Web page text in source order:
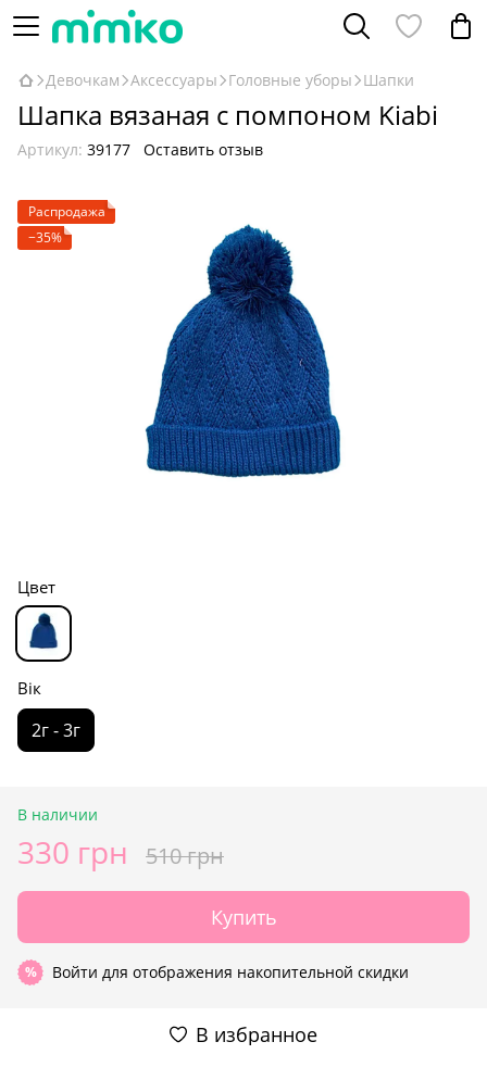
Девочкам Аксессуары Головные уборы Шапки
Шапка вязаная с помпоном Kiabi
Артикул: 39177 Оставить отзыв
Распродажа
−35%
Цвет
Вік
2г - 3г
В наличии
330 грн 510 грн
Купить
% Войти для отображения накопительной скидки
В избранное